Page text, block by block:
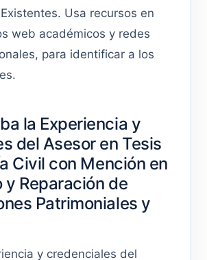
Usa recursos en
web académicos y redes
para identificar a los
la Experiencia y
del Asesor en Tesis
Civil con Mención en
y Reparación de
Patrimoniales y
y credenciales del